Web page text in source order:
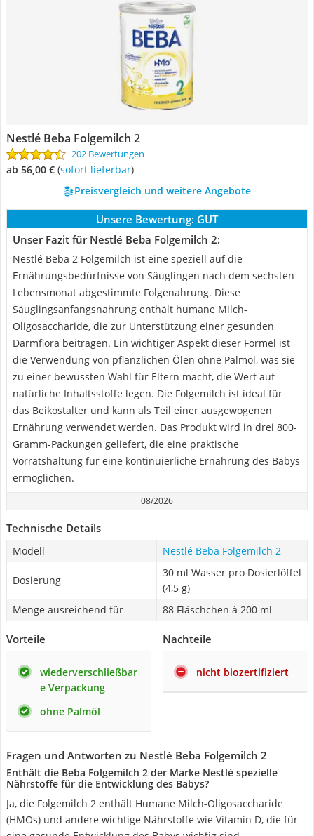
Nestlé Beba Folgemilch 2
202 Bewertungen
ab 56,00 € ( Sofort lieferbar)
Preisvergleich und weitere Angebote
Unsere Bewertung: GUT
Unser Fazit für Nestlé Beba Folgemilch 2:
Nestlé Beba 2 Folgemilch ist eine speziell auf die
Ernährungsbedürfnisse von Säuglingen nach dem sechsten
Lebensmonat abgestimmte Folgenahrung. Diese
Säuglingsanfangsnahrung enthält humane Milch-
Oligosaccharide, die zur Unterstützung einer gesunden
Darmflora beitragen. Ein wichtiger Aspekt dieser Formel ist
die Verwendung von pflanzlichen Ölen ohne Palmöl, was sie
zu einer bewussten Wahl für Eltern macht, die Wert auf
natürliche Inhaltsstoffe legen. Die Folgemilch ist ideal für
das Beikostalter und kann als Teil einer ausgewogenen
Ernährung verwendet werden. Das Produkt wird in drei 800-
Gramm-Packungen geliefert, die eine praktische
Vorratshaltung für eine kontinuierliche Ernährung des Babys
ermöglichen.
08/2026
Technische Details
Modell Nestlé Beba Folgemilch 2
Dosierung
30 ml Wasser pro Dosierlöffel
(4,5 g)
Menge ausreichend für
88 Fläschchen à 200 ml
Vorteile
wiederverschließbar
e Verpackung
ohne Palmöl
Nachteile
nicht biozertifiziert
Fragen und Antworten zu Nestlé Beba Folgemilch 2
Enthält die Beba Folgemilch 2 der Marke Nestlé spezielle
Nährstoffe für die Entwicklung des Babys?
Ja, die Folgemilch 2 enthält Humane Milch-Oligosaccharide
(HMOs) und andere wichtige Nährstoffe wie Vitamin D, die für